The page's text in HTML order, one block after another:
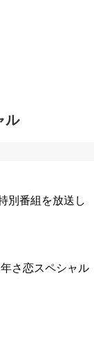
ル
別番組を放送し
さ恋スペシャル